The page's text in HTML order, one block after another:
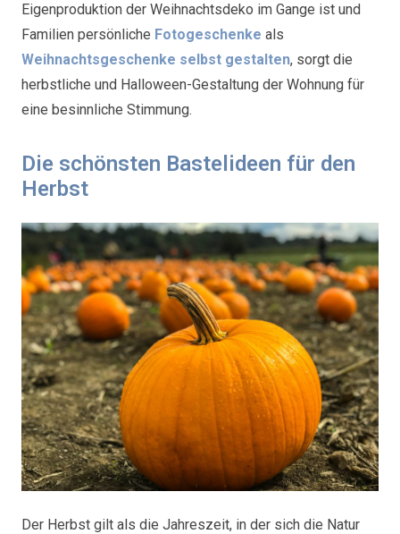
Eigenproduktion der Weihnachtsdeko im Gange ist und
Familien persönliche Fotogeschenke als
Weihnachtsgeschenke selbst gestalten, sorgt die
herbstliche und Halloween-Gestaltung der Wohnung für
eine besinnliche Stimmung.
Die schönsten Bastelideen für den
Herbst
Der Herbst gilt als die Jahreszeit, in der sich die Natur